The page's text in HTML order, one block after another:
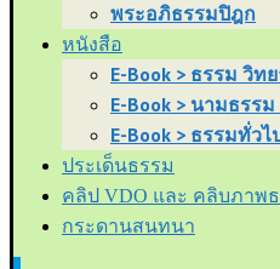
พระอภิธรรมปิฎก
หนังสือ
E-Book > ธรรม วิท
E-Book > นามธรรม
E-Book > ธรรมทั่วไ
ประเด็นธรรม
คลิป VDO และ คลิบภาพ
กระดานสนทนา